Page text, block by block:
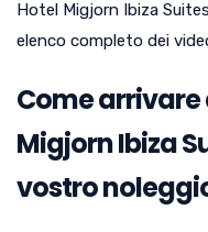
Hotel Migjorn Ibiza
elenco completo dei
Come arrivare
Migjorn Ibiza
vostro